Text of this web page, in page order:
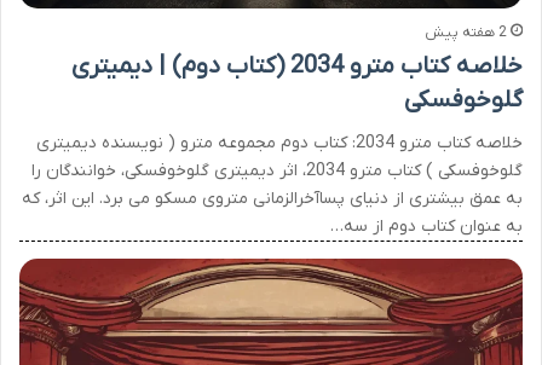
2 هفته پیش
خلاصه کتاب مترو 2034 (کتاب دوم) | دیمیتری
گلوخوفسکی
خلاصه کتاب مترو 2034: کتاب دوم مجموعه مترو ( نویسنده دیمیتری
گلوخوفسکی ) کتاب مترو 2034، اثر دیمیتری گلوخوفسکی، خوانندگان را
به عمق بیشتری از دنیای پساآخرالزمانی متروی مسکو می برد. این اثر، که
به عنوان کتاب دوم از سه…